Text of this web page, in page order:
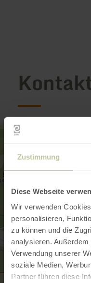
Zustimmung
Diese Webseite
Wir verwenden
personalisieren,
zu können und die
analysieren.
Verwendung unserer
soziale Medien,
Partner führen diese